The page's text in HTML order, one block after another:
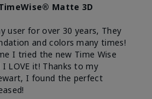
Matte 3D
user for over 30 years, They
and colors many times!
I tried the new Time Wise
LOVE it! Thanks to my
I found the perfect